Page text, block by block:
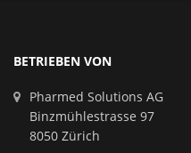
BETRIEBEN VON
Pharmed Solutions AG
Binzmühlestrasse 97
8050 Zürich